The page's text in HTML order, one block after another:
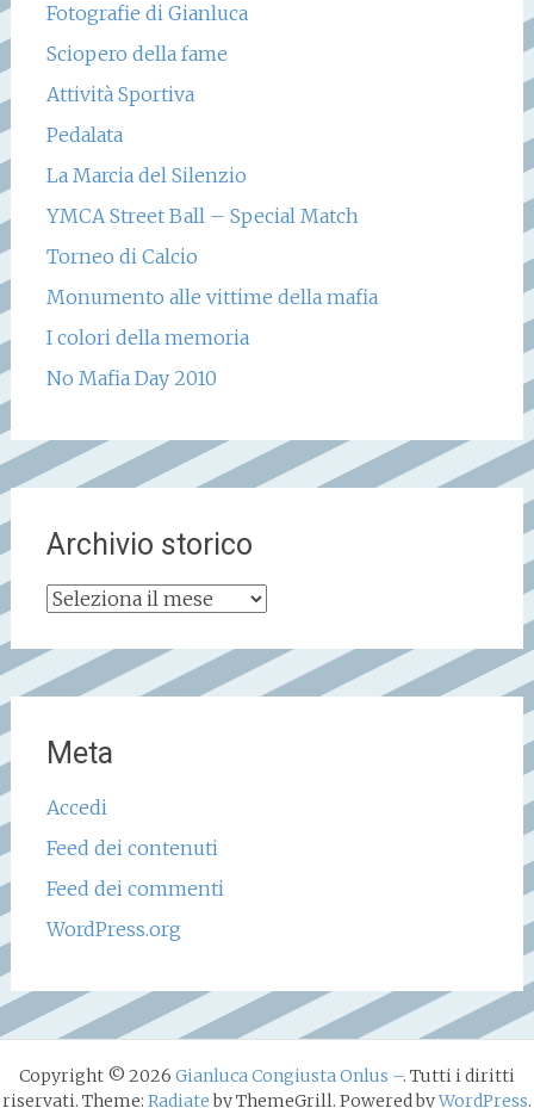
Fotografie di Gianluca
Sciopero della fame
Attività Sportiva
Pedalata
La Marcia del Silenzio
YMCA Street Ball – Special Match
Torneo di Calcio
Monumento alle vittime della mafia
I colori della memoria
No Mafia Day 2010
Archivio storico
Archivio
Meta
Accedi
Feed dei contenuti
Feed dei commenti
WordPress.org
Copyright © 2026 Gianluca Congiusta Onlus –. Tutti i diritti
riservati. Theme: Radiateby ThemeGrill. Powered byWordPress.